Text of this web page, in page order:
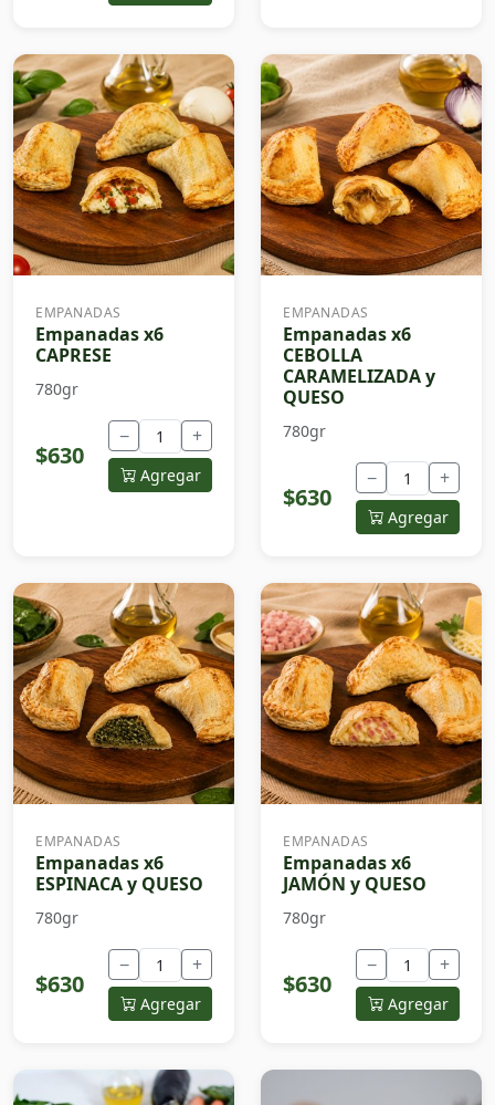
EMPANADAS
Empanadas x6
CAPRESE
780gr
$630
− +
Agregar
EMPANADAS
Empanadas x6
CEBOLLA
CARAMELIZADA y
QUESO
780gr
$630
− +
Agregar
EMPANADAS
Empanadas x6
ESPINACA y QUESO
780gr
$630
− +
Agregar
EMPANADAS
Empanadas x6
JAMÓN y QUESO
780gr
$630
− +
Agregar